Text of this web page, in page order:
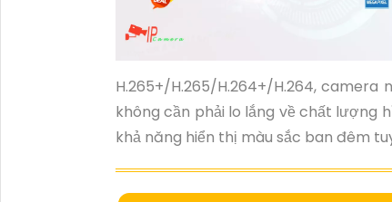
H.265+/H.265/H.264+/H.264,
không cần phải lo lắng về chất lượng
khả năng hiển thị màu sắc ban đêm